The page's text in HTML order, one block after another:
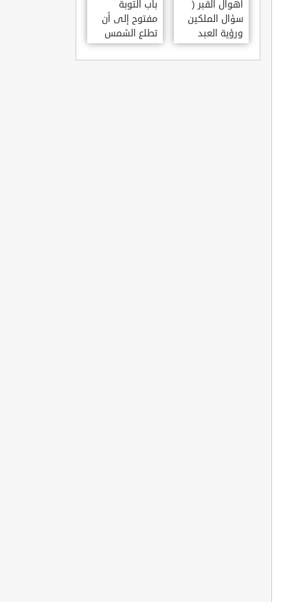
أهوال القبر (
سؤال الملكين
ورؤية العبد
مكانه )
باب التوبة
مفتوح إلى أن
تطلع الشمس
من مغربها